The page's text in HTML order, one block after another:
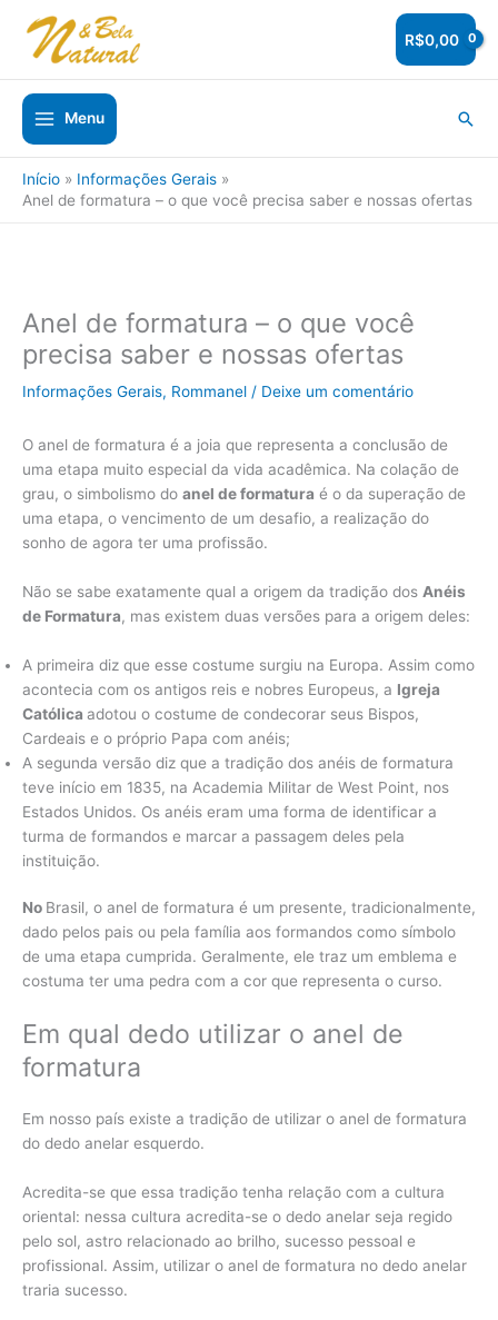
para
conteúdo
R$0,00
Menu
Início
Informações Gerais
Anel de formatura – o que você precisa saber e nossas ofertas
Anel de formatura – o que você
precisa saber e nossas ofertas
Informações Gerais, Rommanel / Deixe um comentário
O anel de formatura é a joia que representa a conclusão de
uma etapa muito especial da vida acadêmica. Na colação de
grau, o simbolismo do anel de formatura é o da superação de
uma etapa, o vencimento de um desafio, a realização do
sonho de agora ter uma profissão.
Não se sabe exatamente qual a origem da tradição dos Anéis
de Formatura, mas existem duas versões para a origem deles:
A primeira diz que esse costume surgiu na Europa. Assim como
acontecia com os antigos reis e nobres Europeus, a Igreja
Católica adotou o costume de condecorar seus Bispos,
Cardeais e o próprio Papa com anéis;
A segunda versão diz que a tradição dos anéis de formatura
teve início em 1835, na Academia Militar de West Point, nos
Estados Unidos. Os anéis eram uma forma de identificar a
turma de formandos e marcar a passagem deles pela
instituição.
No Brasil, o anel de formatura é um presente, tradicionalmente,
dado pelos pais ou pela família aos formandos como símbolo
de uma etapa cumprida. Geralmente, ele traz um emblema e
costuma ter uma pedra com a cor que representa o curso.
Em qual dedo utilizar o anel de
formatura
Em nosso país existe a tradição de utilizar o anel de formatura
do dedo anelar esquerdo.
Acredita-se que essa tradição tenha relação com a cultura
oriental: nessa cultura acredita-se o dedo anelar seja regido
pelo sol, astro relacionado ao brilho, sucesso pessoal e
profissional. Assim, utilizar o anel de formatura no dedo anelar
traria sucesso.